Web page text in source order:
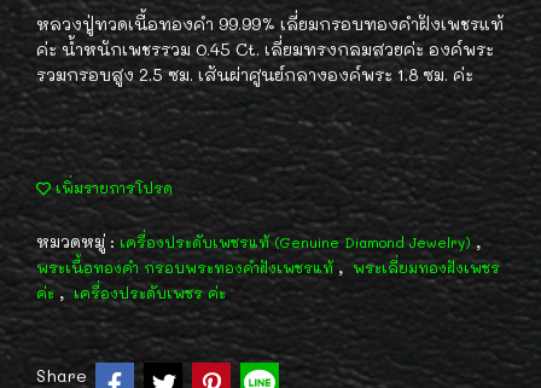
หลวงปู่ทวดเนื้อทองคำ 99.99% เลี่ยมกรอบทองคำฝังเพชรแท้
ค่ะ น้ำหนักเพชรรวม 0.45 Ct. เลี่ยมทรงกลมสวยค่ะ องค์พระ
รวมกรอบสูง 2.5 ซม. เส้นผ่าศูนย์กลางองค์พระ 1.8 ซม. ค่ะ
เพิ่มรายการโปรด
หมวดหมู่ : เครื่องประดับเพชรแท้ (Genuine Diamond Jewelry) ,
พระเนื้อทองคำ กรอบพระทองคำฝังเพชรแท้ , พระเลี่ยมทองฝังเพชร
ค่ะ, เครื่องประดับเพชร ค่ะ
Share